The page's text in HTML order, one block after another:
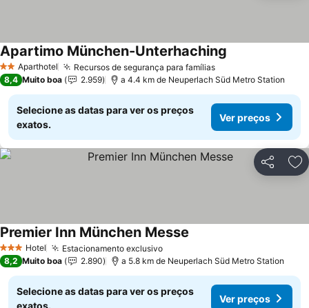
2 EstrelasAparthotel Recursos de segurança para famíliasVer preços
Apartimo München-Unterhaching
8,4 Muito boa 2.959 a 4.4 km de Neuperlach Süd Metro Station
Selecione as datas para ver os preços
exatos.
Ver preços
Partilhar
3 EstrelasHotel Estacionamento exclusivoVer preços
Premier Inn München Messe
8,2 Muito boa 2.890 a 5.8 km de Neuperlach Süd Metro Station
Selecione as datas para ver os preços
exatos.
Ver preços